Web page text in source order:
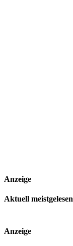
Anzeige
Aktuell meistgelesen
Anzeige